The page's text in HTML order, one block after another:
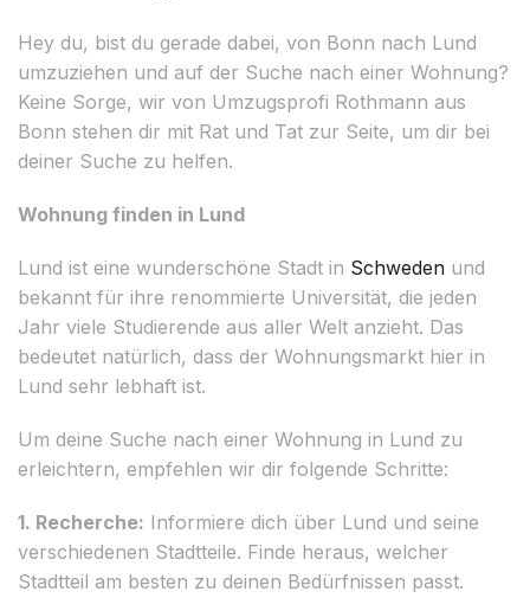
Hey du, bist du gerade dabei, von Bonn nach Lund
umzuziehen und auf der Suche nach einer Wohnung?
Keine Sorge, wir von Umzugsprofi Rothmann aus
Bonn stehen dir mit Rat und Tat zur Seite, um dir bei
deiner Suche zu helfen.
Wohnung finden in Lund
Lund ist eine wunderschöne Stadt in Schweden und
bekannt für ihre renommierte Universität, die jeden
Jahr viele Studierende aus aller Welt anzieht. Das
bedeutet natürlich, dass der Wohnungsmarkt hier in
Lund sehr lebhaft ist.
Um deine Suche nach einer Wohnung in Lund zu
erleichtern, empfehlen wir dir folgende Schritte:
1. Recherche: Informiere dich über Lund und seine
verschiedenen Stadtteile. Finde heraus, welcher
Stadtteil am besten zu deinen Bedürfnissen passt.